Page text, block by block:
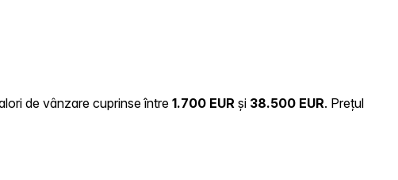
de vânzare cuprinse între1.700 EUR și 38.500 EUR. Prețul